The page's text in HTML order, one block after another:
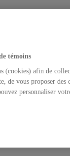
témoins
(cookies) afin de
de vous proposer des
personnaliser